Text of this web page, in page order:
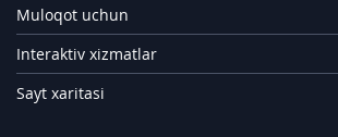
Muloqot uchun
Interaktiv xizmatlar
Sayt xaritasi